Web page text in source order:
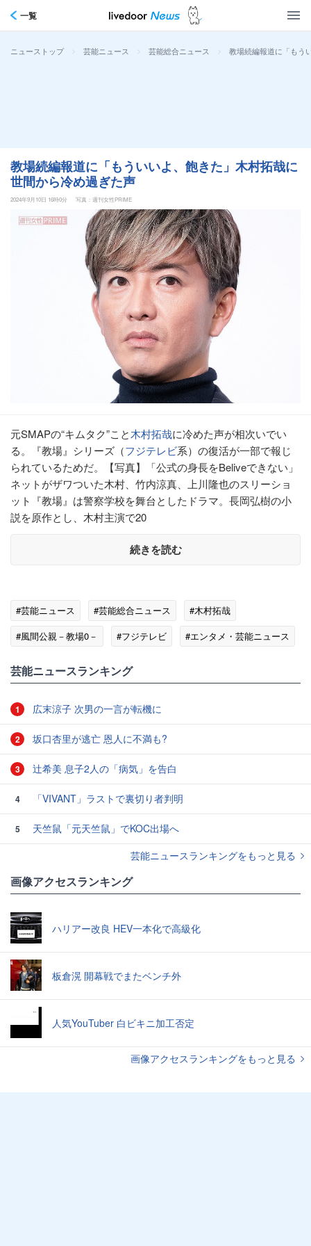
一覧
ニューストップ > 芸能ニュース > 芸能総合ニュース > 教場続編報道に「もう
教場続編報道に「もういいよ、飽きた」木村拓哉に
世間から冷め過ぎた声
2024年9月10日 16時0分 写真：週刊女性PRIME
元SMAPの“キムタク”こと木村拓哉に冷めた声が相次いでい
る。『教場』シリーズ（フジテレビ系）の復活が一部で報じ
られているためだ。【写真】「公式の身長をBeliveできない」
ネットがザワついた木村、竹内涼真、上川隆也のスリーショ
ット『教場』は警察学校を舞台としたドラマ。長岡弘樹の小
説を原作とし、木村主演で20
続きを読む
#芸能ニュース #芸能総合ニュース
#木村拓哉
#風間公親－教場0－
#フジテレビ
#エンタメ・芸能ニュース
芸能ニュースランキング
1 広末涼子 次男の一言が転機に
2 坂口杏里が逃亡 恩人に不満も?
3 辻希美 息子2人の「病気」を告白
4 「VIVANT」ラストで裏切り者判明
5
天竺鼠「元天竺鼠」でKOC出場へ
芸能ニュースランキングをもっと見る
画像アクセスランキング
ハリアー改良 HEV一本化で高級化
板倉滉 開幕戦でまたベンチ外
人気YouTuber 白ビキニ加工否定
画像アクセスランキングをもっと見る